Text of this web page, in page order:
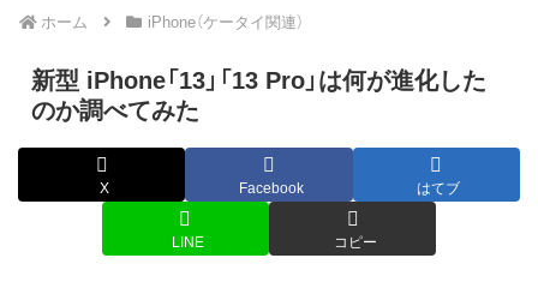
ホーム iPhone（ケータイ関連）
新型 iPhone「13」「13 Pro」は何が進化した
のか調べてみた
X Facebook はてブ
LINE コピー